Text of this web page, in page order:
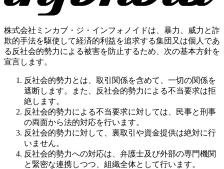
株式会社ミンカブ・ジ・インフォノイドは、暴力、威力と詐
欺的手法を駆使して経済的利益を追求する集団又は個人であ
る反社会的勢力による被害を防止するため、次の基本方針を
宣言します。
反社会的勢力とは、取引関係を含めて、一切の関係を
遮断します。また、反社会的勢力による不当要求は拒
絶します。
反社会的勢力による不当要求に対しては、民事と刑事
の両面から法的対応を行います。
反社会的勢力に対して、裏取引や資金提供は絶対に行
いません。
反社会的勢力への対応は、弁護士及び外部の専門機関
と緊密な連携しつつ、組織全体として行います。